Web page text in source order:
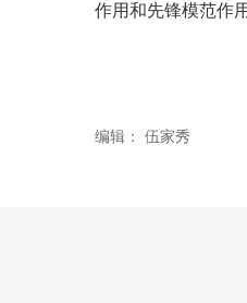
作用和先锋模范作
编辑： 伍家秀